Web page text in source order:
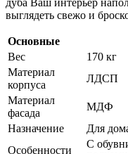
дуба Ваш интерьер
выглядеть свежо и
Основные
Вес
170 кг
Материал
корпуса
ЛДСП
Материал
фасада
МДФ
Назначение
Для
Особенности
С